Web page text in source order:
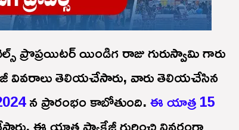
ప్రొప్రయిటర్ యిండిగ రాజు గురుస్వామి గారు
వివరాలు తెలియచేసారు, వారు తెలియచేసిన
న ప్రారంభం కాబోతుంది.ఈ యాత్ర 15